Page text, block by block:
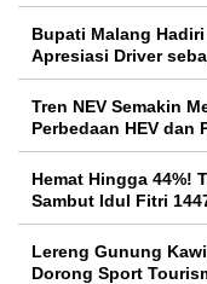
Bupati Malang
Apresiasi Driver
Tren NEV Semakin
Perbedaan HEV dan
Hemat Hingga 44%!
Sambut Idul Fitri
Lereng Gunung
Dorong Sport